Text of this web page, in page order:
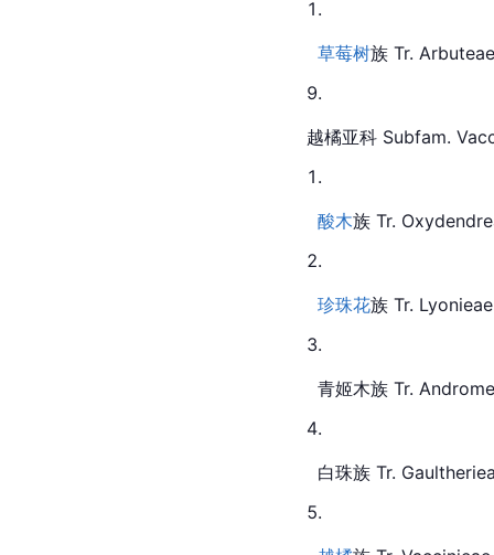
草莓树族 Tr. Arbuteae
越橘亚科 Subfam.
酸木族 Tr.
珍珠花族 Tr. Lyonieae
青姬木族 Tr.
白珠族 Tr.